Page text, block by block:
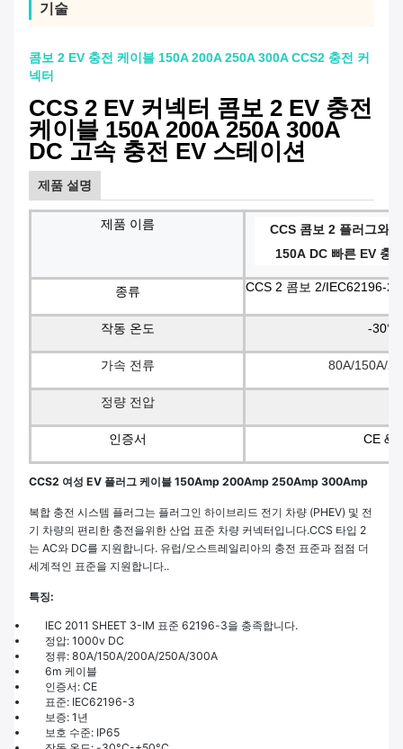
기술
콤보 2 EV 충전 케이블 150A 200A 250A 300A CCS2 충전 커
넥터
CCS 2 EV 커넥터 콤보 2 EV 충전
케이블 150A 200A 250A 300A
DC 고속 충전 EV 스테이션
제품 설명
제품 이름
CCS 콤보 2 플러그와
150A DC 빠른 EV 충
종류 CCS 2 콤보 2/IEC62196-2
작동 온도 -
가속 전류 80A/150A/
정량 전압
인증서 CE &
CCS2 여성 EV 플러그 케이블 150Amp 200Amp 250Amp 300Amp
복합 충전 시스템 플러그는 플러그인 하이브리드 전기 차량 (PHEV) 및 전
기 차량의 편리한 충전을위한 산업 표준 차량 커넥터입니다.CCS 타입 2
는 AC와 DC를 지원합니다. 유럽/오스트레일리아의 충전 표준과 점점 더
세계적인 표준을 지원합니다..
특징:
IEC 2011 SHEET 3-IM 표준 62196-3을 충족합니다.
정압: 1000v DC
정류: 80A/150A/200A/250A/300A
6m 케이블
인증서: CE
표준: IEC62196-3
보증: 1년
보호 수준: IP65